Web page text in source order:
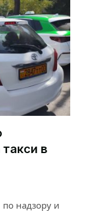
в
надзору и